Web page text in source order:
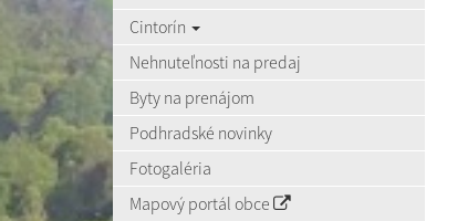
Cintorín
Nehnuteľnosti na predaj
Byty na prenájom
Podhradské novinky
Fotogaléria
Mapový portál obce